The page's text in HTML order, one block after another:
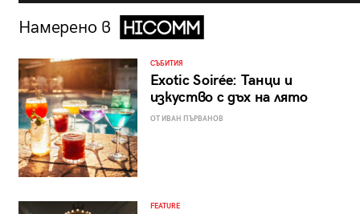
Намерено в
СЪБИТИЯ
Exotic Soirée: Танци и
изкуство с дъх на лято
ОТ ИВАН ПЪРВАНОВ
FEATURE